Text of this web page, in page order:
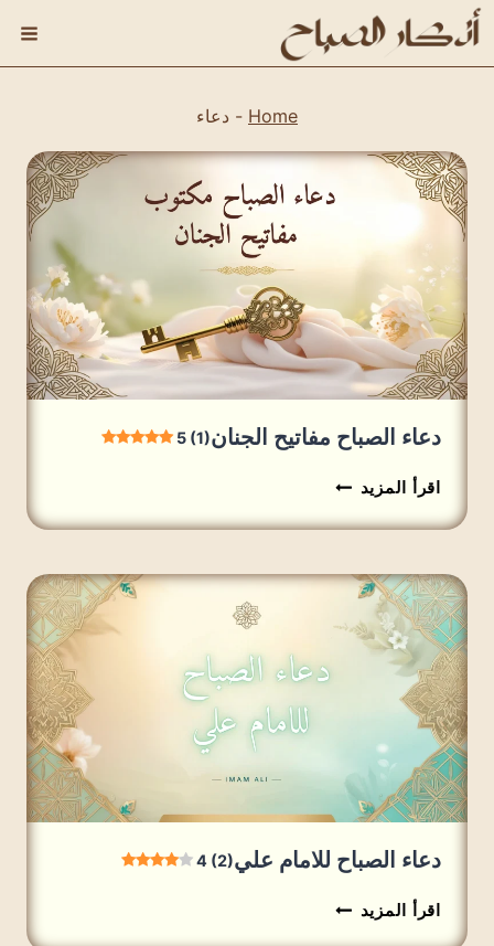
التجاوز
إلى
Home
- دعاء
دعاء الصباح مفاتيح الجنان5 (1)
اقرأ المزيد دعاء
مفاتيح
5
دعاء الصباح للامام علي4 (2)
اقرأ المزيد دعاء